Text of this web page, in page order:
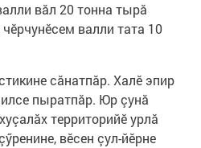
вăл 20 тонна тырă
валли тата 10
сăнатпăр. Халӗ эпир
пы­ратпăр. Юр çунă
территорийӗ урлă
вӗсен çул-йӗрне